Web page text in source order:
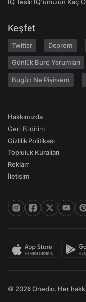
IQ Testi: IQ'unuzun Kaç
Keşfet
Twitter Deprem
Günlük Burç Yorumları
Bugün Ne Pişirsem
Hakkımızda
Geri Bildirim
Gizlilik Politikası
Topluluk Kuralları
Reklam
İletişim
© 2026 Onedio. Her hakkı